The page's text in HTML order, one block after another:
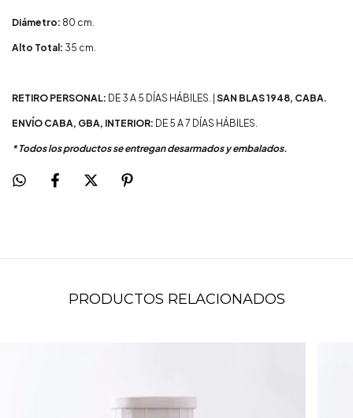
Diámetro: 80 cm.
Alto Total: 35 cm.
RETIRO PERSONAL: DE 3 A 5 DÍAS HÁBILES. | SAN BLAS 1948, CABA.
ENVÍO CABA, GBA, INTERIOR: DE 5 A 7 DÍAS HÁBILES.
* Todos los productos se entregan desarmados y embalados.
PRODUCTOS RELACIONADOS